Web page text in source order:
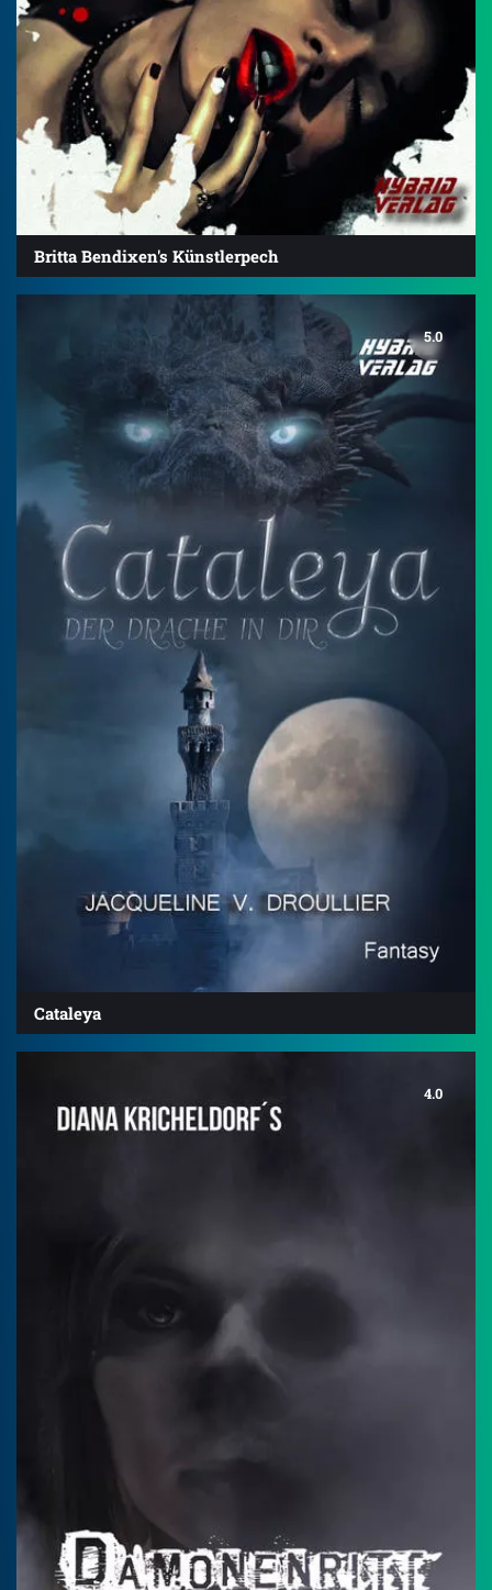
Britta Bendixen's Künstlerpech
5.0
Cataleya
4.0